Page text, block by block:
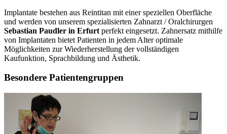
Implantate bestehen aus Reintitan mit einer speziellen Oberfläche
und werden von unserem spezialisierten Zahnarzt / Oralchirurgen
Sebastian Paudler in Erfurt perfekt eingesetzt. Zahnersatz mithilfe
von Implantaten bietet Patienten in jedem Alter optimale
Möglichkeiten zur Wiederherstellung der vollständigen
Kaufunktion, Sprachbildung und Ästhetik.
Besondere Patientengruppen